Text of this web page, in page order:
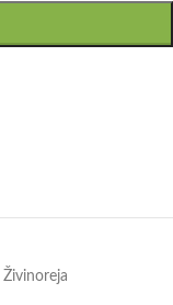
Živinoreja